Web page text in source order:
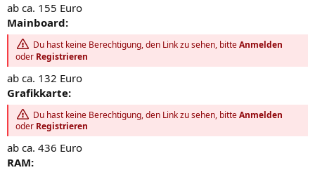
ab ca. 155 Euro
Mainboard:
Du hast keine Berechtigung, den Link zu sehen, bitteAnmelden
oder Registrieren
ab ca. 132 Euro
Grafikkarte:
Du hast keine Berechtigung, den Link zu sehen, bitteAnmelden
oder Registrieren
ab ca. 436 Euro
RAM: